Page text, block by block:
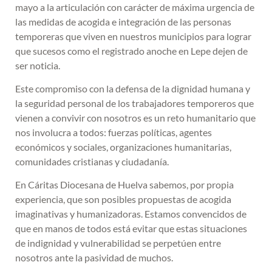
mayo a la articulación con carácter de máxima urgencia de
las medidas de acogida e integración de las personas
temporeras que viven en nuestros municipios para lograr
que sucesos como el registrado anoche en Lepe dejen de
ser noticia.
Este compromiso con la defensa de la dignidad humana y
la seguridad personal de los trabajadores temporeros que
vienen a convivir con nosotros es un reto humanitario que
nos involucra a todos: fuerzas políticas, agentes
económicos y sociales, organizaciones humanitarias,
comunidades cristianas y ciudadanía.
En Cáritas Diocesana de Huelva sabemos, por propia
experiencia, que son posibles propuestas de acogida
imaginativas y humanizadoras. Estamos convencidos de
que en manos de todos está evitar que estas situaciones
de indignidad y vulnerabilidad se perpetúen entre
nosotros ante la pasividad de muchos.